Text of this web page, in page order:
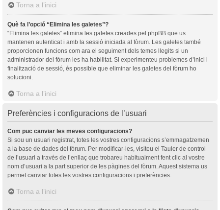
Torna a l’inici
Què fa l’opció “Elimina les galetes”?
“Elimina les galetes” elimina les galetes creades pel phpBB que us
mantenen autenticat i amb la sessió iniciada al fòrum. Les galetes també
proporcionen funcions com ara el seguiment dels temes llegits si un
administrador del fòrum les ha habilitat. Si experimenteu problemes d’inici i
finalització de sessió, és possible que eliminar les galetes del fòrum ho
solucioni.
Torna a l’inici
Preferències i configuracions de l’usuari
Com puc canviar les meves configuracions?
Si sou un usuari registrat, totes les vostres configuracions s’emmagatzemen
a la base de dades del fòrum. Per modificar-les, visiteu el Tauler de control
de l’usuari a través de l’enllaç que trobareu habitualment fent clic al vostre
nom d’usuari a la part superior de les pàgines del fòrum. Aquest sistema us
permet canviar totes les vostres configuracions i preferències.
Torna a l’inici